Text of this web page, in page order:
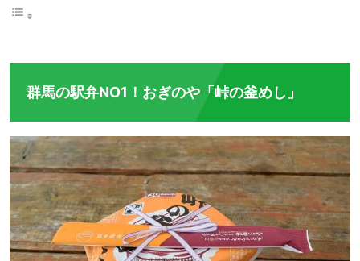
群馬の駅弁NO1！おぎのや「峠の釜めし」